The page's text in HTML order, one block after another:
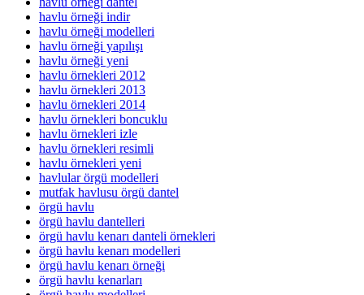
havlu örneği indir
havlu örneği modelleri
havlu örneği yapılışı
havlu örneği yeni
havlu örnekleri 2012
havlu örnekleri 2013
havlu örnekleri 2014
havlu örnekleri boncuklu
havlu örnekleri izle
havlu örnekleri resimli
havlu örnekleri yeni
havlular örgü modelleri
mutfak havlusu örgü dantel
örgü havlu
örgü havlu dantelleri
örgü havlu kenarı danteli örnekleri
örgü havlu kenarı modelleri
örgü havlu kenarı örneği
örgü havlu kenarları